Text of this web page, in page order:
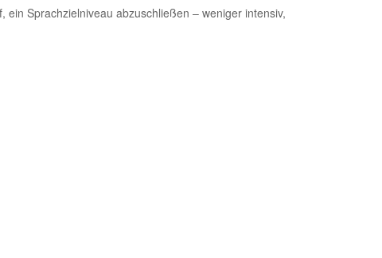
Sprachzielniveau abzuschließen – weniger intensiv,